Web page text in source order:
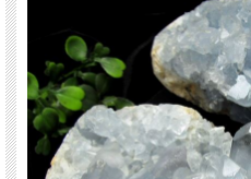
強い浄化作用
愛情
清浄、博愛、休息の象徴
ご注意事項
※商品の特性上、強度が脆くなっており
※重さでの出品になりますので、高さや